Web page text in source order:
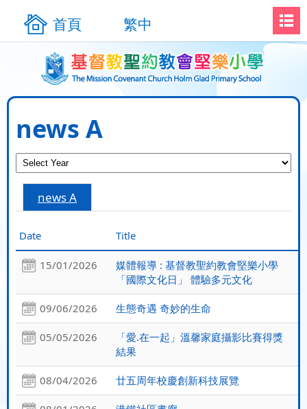
首頁 繁中
news A
news A
Date Title
15/01/2026
媒體報導 : 基督教聖約教會堅樂小學
「國際文化日」 體驗多元文化
09/06/2026 生態奇遇 奇妙的生命
05/05/2026
「愛.在一起」溫馨家庭攝影比賽得獎
結果
08/04/2026 廿五周年校慶創新科技展覽